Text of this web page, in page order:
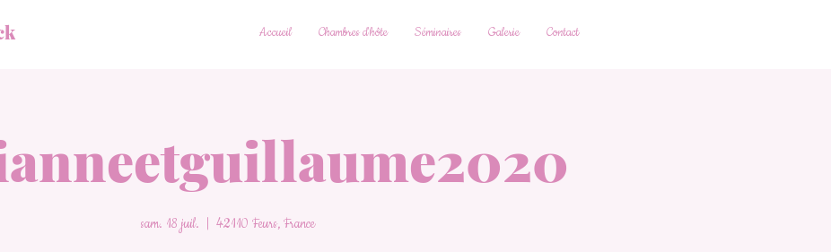
Accueil Chambres d'hôte Séminaires Galerie Contact
sam. 18 juil. 42110 Feurs, France